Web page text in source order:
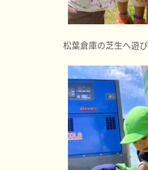
松葉倉庫の芝生へ遊